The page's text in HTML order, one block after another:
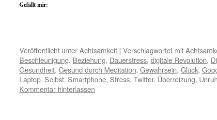
Gefällt mir:
Veröffentlicht unterAchtsamkeit | Verschlagwortet mit
Beschleunigung, Beziehung, Dauerstress, digitale Revolution,
Gesundheit, Gesund durch Meditation, Gewahrsein, Glück,
Laptop, Selbst, Smartphone, Stress, Twitter, Überreizung,
Kommentar hinterlassen